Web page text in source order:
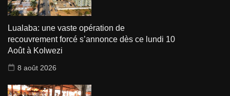
Lualaba: une vaste opération de
recouvrement forcé s’annonce dès ce lundi 10
Août à Kolwezi
8 août 2026